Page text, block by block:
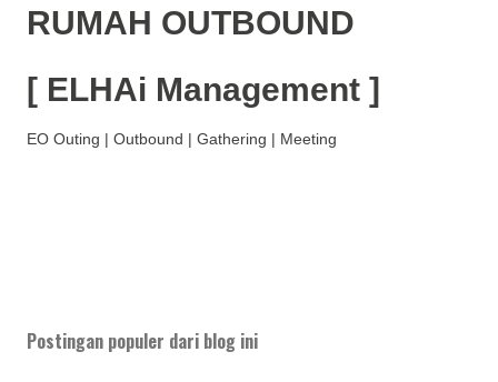
RUMAH OUTBOUND
[ ELHAi Management ]
EO Outing | Outbound | Gathering | Meeting
Postingan populer dari blog ini